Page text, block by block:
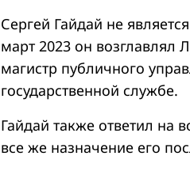
Сергей Гайдай не
март 2023 он возглавлял
магистр публичного
государственной службе.
Гайдай также ответил на
все же назначение его